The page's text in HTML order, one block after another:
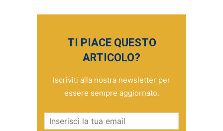
TI PIACE QUESTO
ARTICOLO?
Iscriviti alla nostra newsletter per
essere sempre aggiornato.